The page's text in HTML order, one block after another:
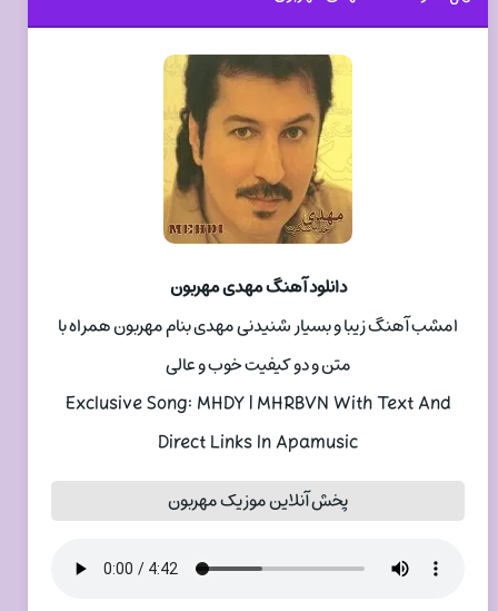
دانلود آهنگ مهدی مهربون
امشب آهنگ زیبا و بسیار شنیدنی مهدی بنام مهربون همراه با
متن و دو کیفیت خوب و عالی
Exclusive Song: MHDY | MHRBVN With Text And
Direct Links In Apamusic
پخش آنلاین موزیک مهربون